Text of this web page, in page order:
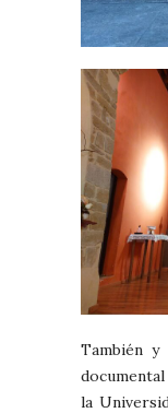
También y
la